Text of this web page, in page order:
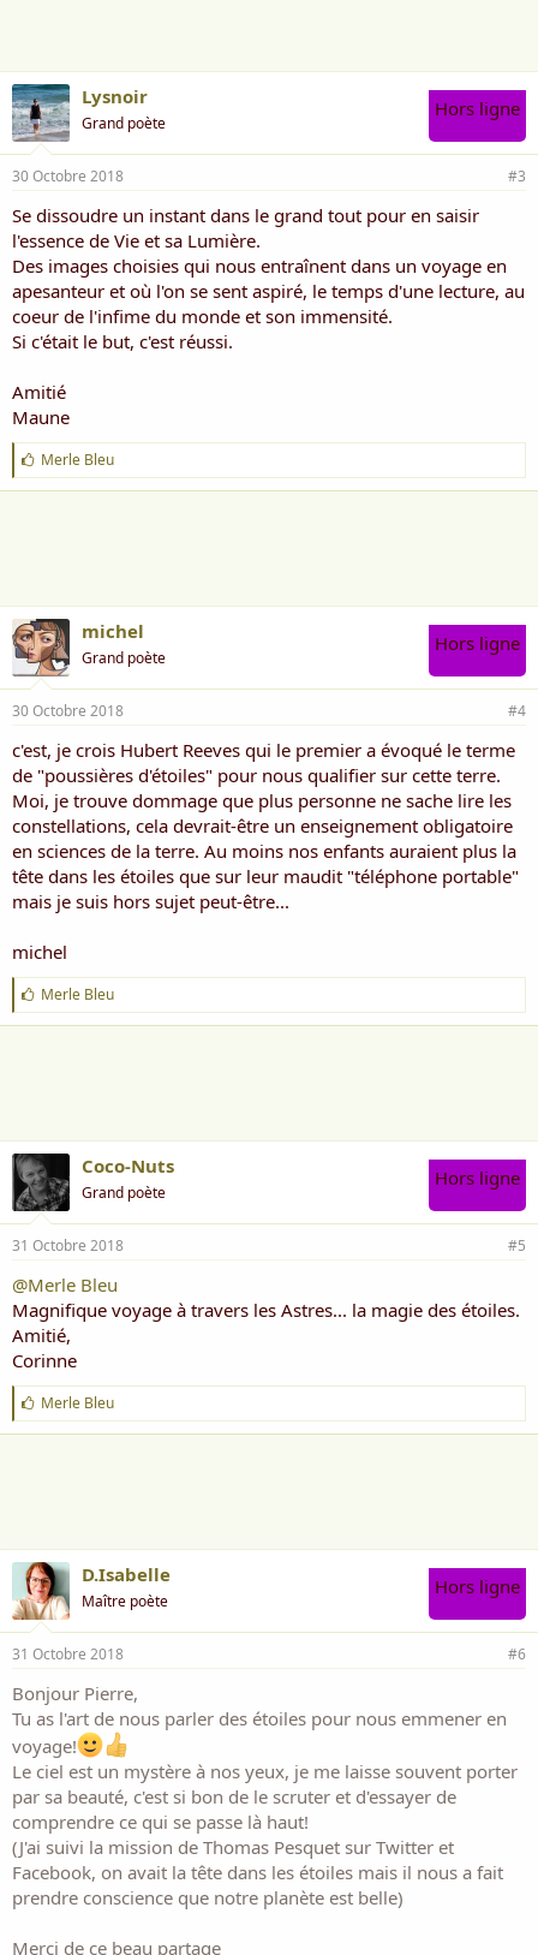
Lysnoir
Grand poète
Hors ligne
30 Octobre 2018 #3
Se dissoudre un instant dans le grand tout pour en saisir
l'essence de Vie et sa Lumière.
Des images choisies qui nous entraînent dans un voyage en
apesanteur et où l'on se sent aspiré, le temps d'une lecture, au
coeur de l'infime du monde et son immensité.
Si c'était le but, c'est réussi.
Amitié
Maune
J
'
a
Merle Bleu
michel
Grand poète
Hors ligne
30 Octobre 2018 #4
c'est, je crois Hubert Reeves qui le premier a évoqué le terme
de "poussières d'étoiles" pour nous qualifier sur cette terre.
Moi, je trouve dommage que plus personne ne sache lire les
constellations, cela devrait-être un enseignement obligatoire
en sciences de la terre. Au moins nos enfants auraient plus la
tête dans les étoiles que sur leur maudit "téléphone portable"
mais je suis hors sujet peut-être...
michel
J
'
a
Merle Bleu
Coco-Nuts
Grand poète
Hors ligne
31 Octobre 2018 #5
@Merle Bleu
Magnifique voyage à travers les Astres... la magie des étoiles.
Amitié,
Corinne
J
'
a
Merle Bleu
D.Isabelle
Maître poète
Hors ligne
31 Octobre 2018 #6
Bonjour Pierre,
Tu as l'art de nous parler des étoiles pour nous emmener en
voyage!
Le ciel est un mystère à nos yeux, je me laisse souvent porter
par sa beauté, c'est si bon de le scruter et d'essayer de
comprendre ce qui se passe là haut!
(J'ai suivi la mission de Thomas Pesquet sur Twitter et
Facebook, on avait la tête dans les étoiles mais il nous a fait
prendre conscience que notre planète est belle)
Merci de ce beau partage